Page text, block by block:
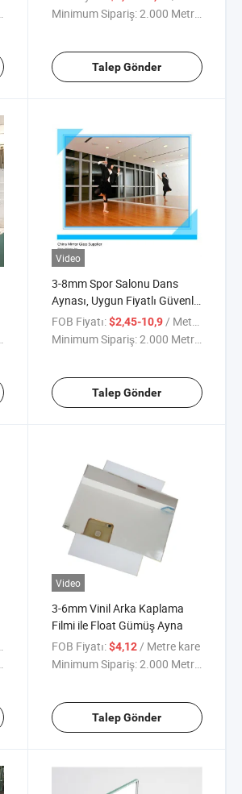
Minimum Sipariş:2.000 Metrekare
Talep Gönder
Video
3-8mm Spor Salonu Dans
Aynası, Uygun Fiyatlı Güvenlik
Duvar Aynası
FOB Fiyatı: $2,45-10,9 / Metre kare
Minimum Sipariş:2.000 Metrekare
Talep Gönder
Video
3-6mm Vinil Arka Kaplama
Filmi ile Float Gümüş Ayna
FOB Fiyatı: $4,12 / Metre kare
Minimum Sipariş:2.000 Metrekare
Talep Gönder